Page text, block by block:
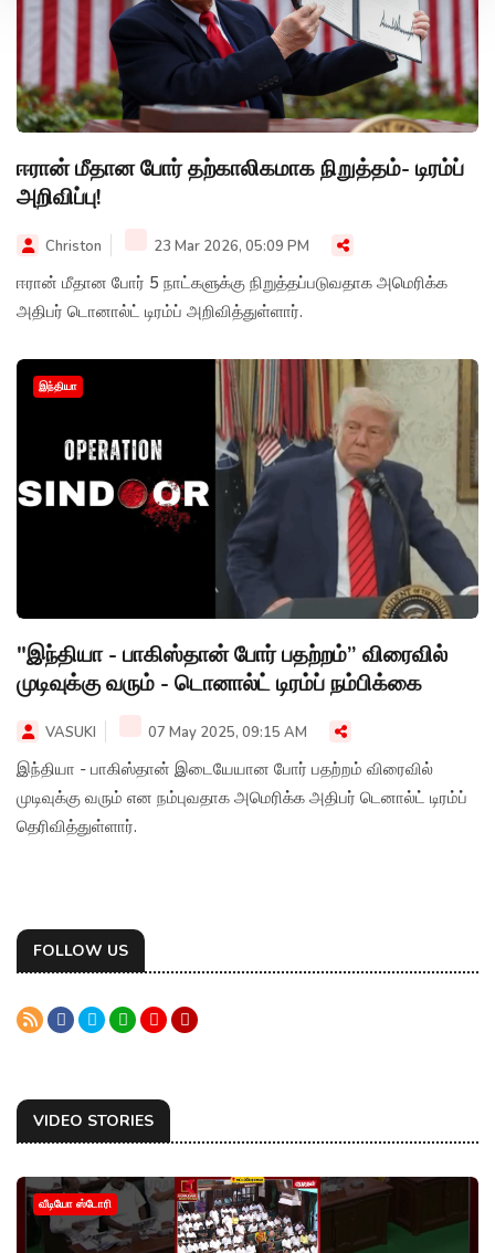
ஈரான் மீதான போர் தற்காலிகமாக நிறுத்தம்- டிரம்ப்
அறிவிப்பு!
Christon 23 Mar 2026, 05:09 PM
ஈரான் மீதான போர் 5 நாட்களுக்கு நிறுத்தப்படுவதாக அமெரிக்க
அதிபர் டொனால்ட் டிரம்ப் அறிவித்துள்ளார்.
இந்தியா
"இந்தியா - பாகிஸ்தான் போர் பதற்றம்” விரைவில்
முடிவுக்கு வரும் - டொனால்ட் டிரம்ப் நம்பிக்கை
VASUKI 07 May 2025, 09:15 AM
இந்தியா - பாகிஸ்தான் இடையேயான போர் பதற்றம் விரைவில்
முடிவுக்கு வரும் என நம்புவதாக அமெரிக்க அதிபர் டெனால்ட் டிரம்ப்
தெரிவித்துள்ளார்.
FOLLOW US
VIDEO STORIES
வீடியோ ஸ்டோரி